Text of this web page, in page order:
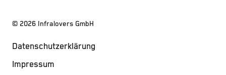
© 2026 Infralovers GmbH
Datenschutzerklärung
Impressum